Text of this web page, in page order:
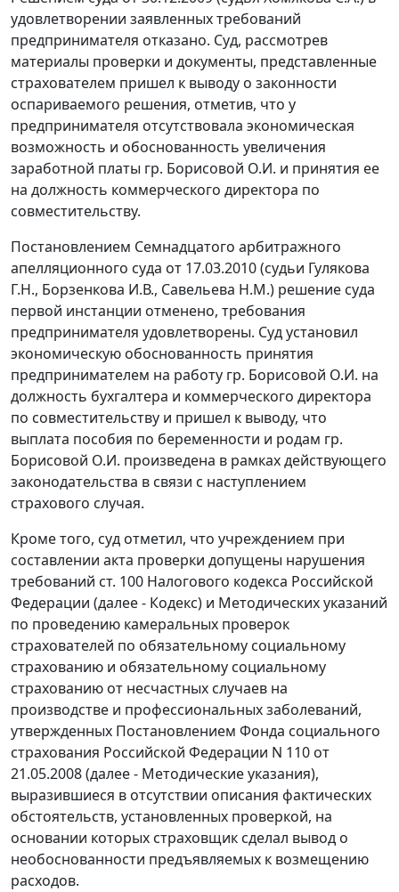
удовлетворении заявленных требований
предпринимателя отказано. Суд, рассмотрев
материалы проверки и документы, представленные
страхователем пришел к выводу о законности
оспариваемого решения, отметив, что у
предпринимателя отсутствовала экономическая
возможность и обоснованность увеличения
заработной платы гр. Борисовой О.И. и принятия ее
на должность коммерческого директора по
совместительству.
Постановлением Семнадцатого арбитражного
апелляционного суда от 17.03.2010 (судьи Гулякова
Г.Н., Борзенкова И.В., Савельева Н.М.) решение суда
первой инстанции отменено, требования
предпринимателя удовлетворены. Суд установил
экономическую обоснованность принятия
предпринимателем на работу гр. Борисовой О.И. на
должность бухгалтера и коммерческого директора
по совместительству и пришел к выводу, что
выплата пособия по беременности и родам гр.
Борисовой О.И. произведена в рамках действующего
законодательства в связи с наступлением
страхового случая.
Кроме того, суд отметил, что учреждением при
составлении акта проверки допущены нарушения
требований ст. 100 Налогового кодекса Российской
Федерации (далее - Кодекс) и Методических указаний
по проведению камеральных проверок
страхователей по обязательному социальному
страхованию и обязательному социальному
страхованию от несчастных случаев на
производстве и профессиональных заболеваний,
утвержденных Постановлением Фонда социального
страхования Российской Федерации N 110 от
21.05.2008 (далее - Методические указания),
выразившиеся в отсутствии описания фактических
обстоятельств, установленных проверкой, на
основании которых страховщик сделал вывод о
необоснованности предъявляемых к возмещению
расходов.